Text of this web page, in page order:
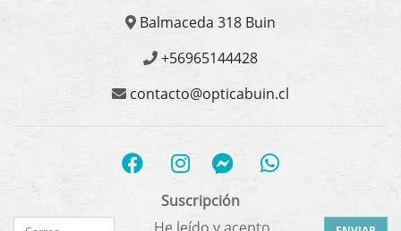
Balmaceda 318 Buin
+56965144428
contacto@opticabuin.cl
Suscripción